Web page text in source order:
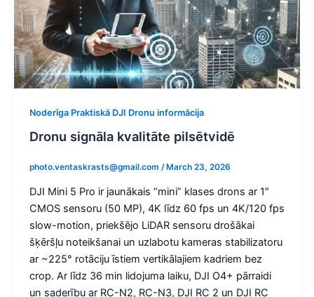
Noderīga Praktiskā DJI Dronu informācija
Dronu signāla kvalitāte pilsētvidē
photo.ventaskrasts@gmail.com / March 23, 2026
DJI Mini 5 Pro ir jaunākais “mini” klases drons ar 1″
CMOS sensoru (50 MP), 4K līdz 60 fps un 4K/120 fps
slow-motion, priekšējo LiDAR sensoru drošākai
šķēršļu noteikšanai un uzlabotu kameras stabilizatoru
ar ~225° rotāciju īstiem vertikālajiem kadriem bez
crop. Ar līdz 36 min lidojuma laiku, DJI O4+ pārraidi
un saderību ar RC-N2, RC-N3, DJI RC 2 un DJI RC